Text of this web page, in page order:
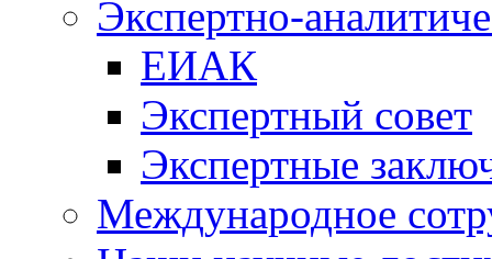
Экспертно-
ЕИАК
Экспертный совет
Экспертные
Международное